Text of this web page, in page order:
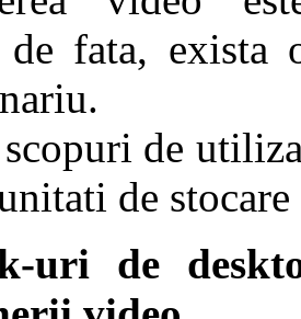
de fata, exista
de
de
uri de